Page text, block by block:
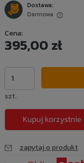
Dostawa:
Darmowa
Cena:
395,00 zł
szt.
zapytaj o produkt